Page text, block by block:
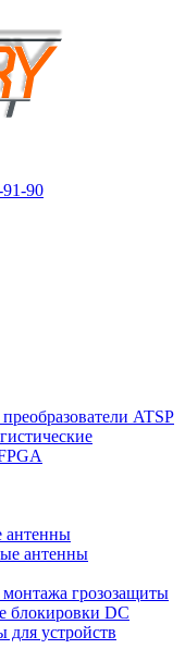
90
ATSP
антенны
антенны
грозозащиты
блокировки DC
для устройств